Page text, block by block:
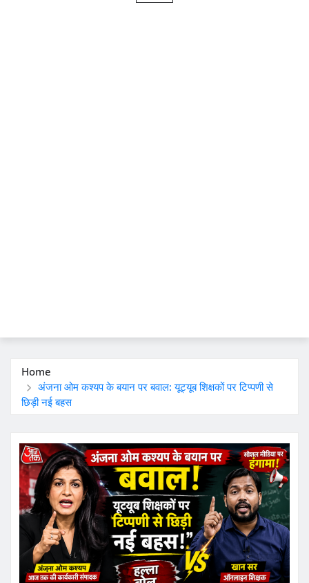
Home
अंजना ओम कश्यप के बयान पर बवाल: यूट्यूब शिक्षकों पर टिप्पणी से
छिड़ी नई बहस